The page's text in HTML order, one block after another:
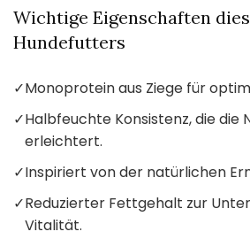
Wichtige Eigenschaften
Hundefutters
✓Monoprotein aus Ziege für
✓Halbfeuchte Konsistenz, die die
erleichtert.
✓Inspiriert von der natürlichen
✓Reduzierter Fettgehalt zur
Vitalität.